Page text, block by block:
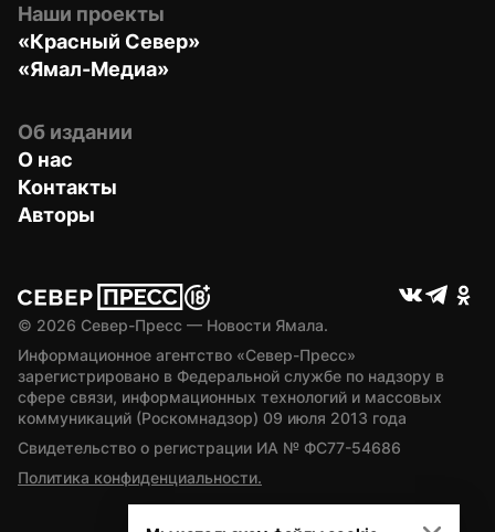
Наши проекты
«Красный Север»
«Ямал-Медиа»
Об издании
О нас
Контакты
Авторы
© 2026 Север-Пресс — Новости Ямала.
Информационное агентство «Север-Пресс»
зарегистрировано в Федеральной службе по надзору в
сфере связи, информационных технологий и массовых
коммуникаций (Роскомнадзор) 09 июля 2013 года
Свидетельство о регистрации ИА № ФС77-54686
Политика конфиденциальности.